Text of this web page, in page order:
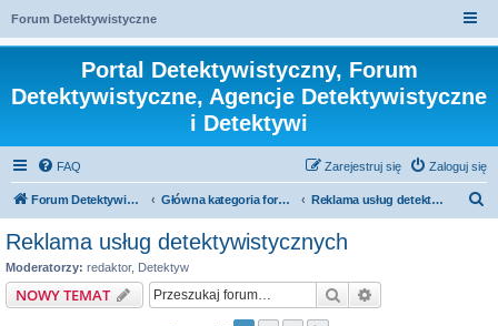
Forum Detektywistyczne
Portal Detektywistyczny, Forum
Detektywistyczne, Agencje Detektywistyczne
i Detektywi
FAQ Zaloguj się
Zarejestruj się
Forum Detektywistyczne, Detektyw Główna kategoria forum Reklama usług detektywistycznych
Reklama usług detektywistycznych
Moderatorzy: redaktor, Detektyw
NOWY TEMAT Szukaj